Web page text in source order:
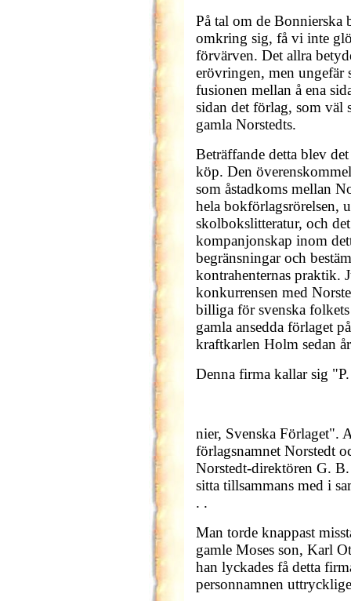
På tal om de Bonnierska
omkring sig, få vi inte
förvärven. Det allra
erövringen, men ungefär
fusionen mellan å ena
sidan det förlag, som väl
gamla Norstedts.
Beträffande detta blev
köp. Den
som åstadkoms mellan
hela bokförlagsrörelsen,
skolbokslitteratur, och
kompanjonskap inom
begränsningar och
kontrahenternas praktik.
konkurrensen med
billiga för svenska
gamla ansedda förlaget
kraftkarlen Holm sedan
Denna firma kallar sig
nier, Svenska Förlaget".
förlagsnamnet Norstedt
Norstedt-direktören G.
sitta tillsammans med i
. .
Man torde knappast
gamle Moses son, Karl
han lyckades få detta
personnamnen